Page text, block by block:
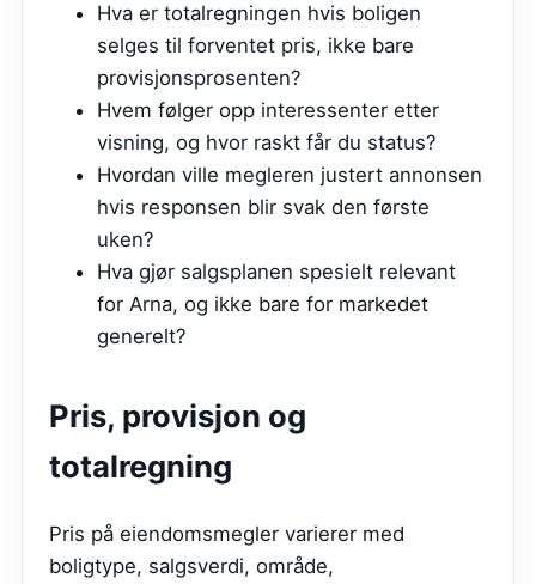
Hva er totalregningen hvis boligen
selges til forventet pris, ikke bare
provisjonsprosenten?
Hvem følger opp interessenter etter
visning, og hvor raskt får du status?
Hvordan ville megleren justert annonsen
hvis responsen blir svak den første
uken?
Hva gjør salgsplanen spesielt relevant
for Arna, og ikke bare for markedet
generelt?
Pris, provisjon og
totalregning
Pris på eiendomsmegler varierer med
boligtype, salgsverdi, område,